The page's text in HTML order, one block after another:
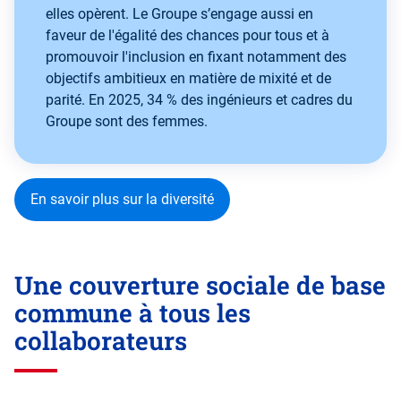
elles opèrent. Le Groupe s’engage aussi en
faveur de l'égalité des chances pour tous et à
promouvoir l'inclusion en fixant notamment des
objectifs ambitieux en matière de mixité et de
parité. En 2025, 34 % des ingénieurs et cadres du
Groupe sont des femmes.
En savoir plus sur la diversité
Une couverture sociale de base
commune à tous les
collaborateurs